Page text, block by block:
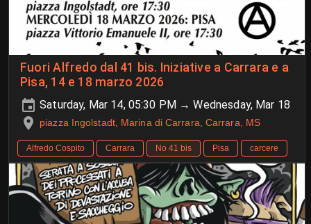
Fuori Alfredo dal 41 bis. Iniziative a Carrara e a
Pisa, 14 e 18 marzo 2026
Saturday, Mar 14, 05:30 PM → Wednesday, Mar 18
piazza Ingolstadt, Marina di Carrara, Carrara, MS
Alfredo Cospito Carrara No 41 bis Pisa carcere